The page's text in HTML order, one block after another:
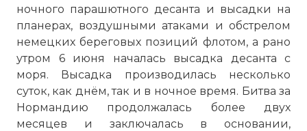
ночного парашютного десанта и высадки на
планерах, воздушными атаками и обстрелом
немецких береговых позиций флотом, а рано
утром 6 июня началась высадка десанта с
моря. Высадка производилась несколько
суток, как днём, так и в ночное время. Битва за
Нормандию продолжалась более двух
месяцев и заключалась в основании,